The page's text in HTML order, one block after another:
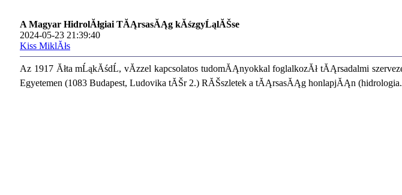
A Magyar HidrolĂłgiai TĂĄrsasĂĄg kĂśzgyĹąlĂŠse
2024-05-23 21:39:40
Kiss MiklĂłs
Az 1917 Ăłta mĹąkĂśdĹ, vĂ­zzel kapcsolatos tudomĂĄnyokkal foglalkozĂł tĂĄrsadalmi
Egyetemen (1083 Budapest, Ludovika tĂŠr 2.) RĂŠszletek a tĂĄrsasĂĄg honlapjĂĄn